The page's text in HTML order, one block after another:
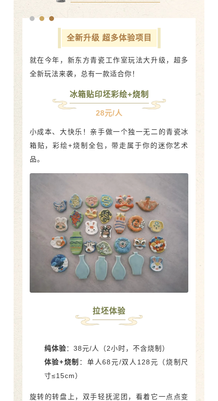
全新升级 超多体验项目
就在今年，新东方青瓷工作室玩法大升级，超多
全新玩法来袭，总有一款适合你！
冰箱贴印坯彩绘+烧制
28元/人
小成本、大快乐！亲手做一个独一无二的青瓷冰
箱贴，彩绘+烧制全包，带走属于你的迷你艺术
品。
拉坯体验
纯体验：38元/人（2小时，不含烧制）
体验+烧制 ：单人68元/双人128元（烧制尺
寸≤15cm）
旋转的转盘上，双手轻抚泥团，看着它一点点变